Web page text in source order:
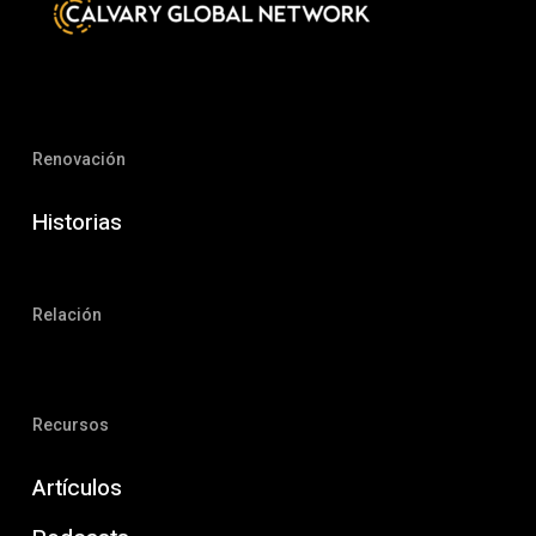
Renovación
Historias
Relación
Recursos
Artículos